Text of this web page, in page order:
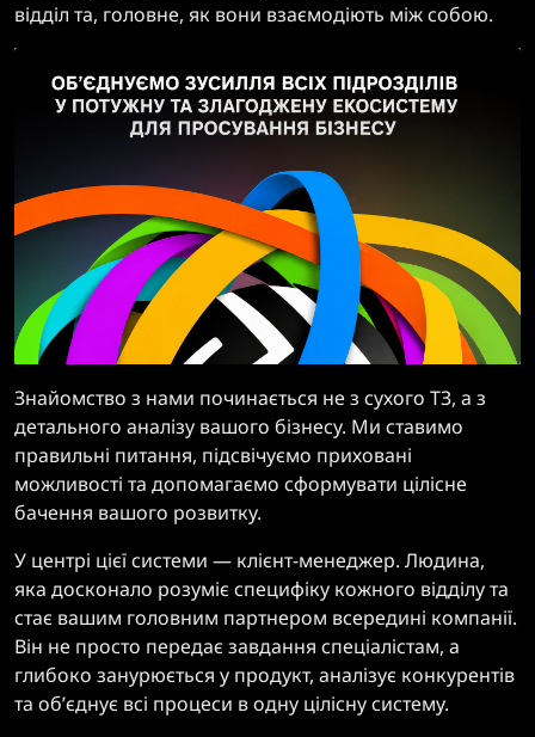
відділ та, головне, як вони взаємодіють між собою.
Знайомство з нами починається не з сухого ТЗ, а з
детального аналізу вашого бізнесу. Ми ставимо
правильні питання, підсвічуємо приховані
можливості та допомагаємо сформувати цілісне
бачення вашого розвитку.
У центрі цієї системи — клієнт-менеджер. Людина,
яка досконало розуміє специфіку кожного відділу та
стає вашим головним партнером всередині компанії.
Він не просто передає завдання спеціалістам, а
глибоко занурюється у продукт, аналізує конкурентів
та об’єднує всі процеси в одну цілісну систему.